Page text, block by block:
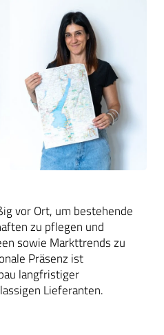
vor Ort, um bestehende
zu pflegen und
sowie Markttrends zu
Präsenz ist
langfristiger
Lieferanten.